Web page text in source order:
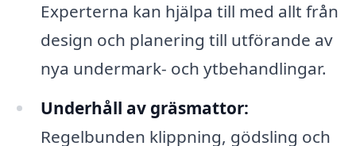
Experterna kan hjälpa till med allt från
design och planering till utförande av
nya undermark- och ytbehandlingar.
Underhåll av gräsmattor:
Regelbunden klippning, gödsling och